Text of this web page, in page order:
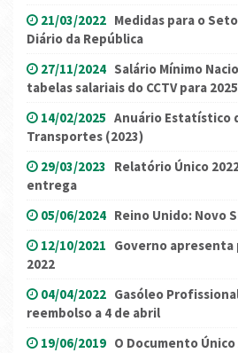
21/03/2022 Medidas para o
Diário da República
27/11/2024 Salário Mínimo
tabelas salariais do CCTV para 2025
14/02/2025 Anuário Estatístico
Transportes (2023)
29/03/2023 Relatório Único
entrega
05/06/2024 Reino Unido: Novo
12/10/2021 Governo apresenta
2022
04/04/2022 Gasóleo
reembolso a 4 de abril
19/06/2019 O Documento